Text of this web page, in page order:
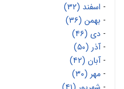
اسفند (۳۲)
بهمن (۳۶)
دی (۴۶)
آذر (۵۰)
آبان (۴۲)
مهر (۳۰)